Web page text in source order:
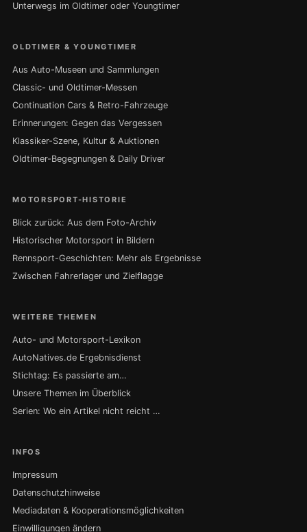
Unterwegs im Oldtimer oder Youngtimer
OLDTIMER & YOUNGTIMER
Aus Auto-Museen und Sammlungen
Classic- und Oldtimer-Messen
Continuation Cars & Retro-Fahrzeuge
Erinnerungen: Gegen das Vergessen
Klassiker-Szene, Kultur & Auktionen
Oldtimer-Begegnungen & Daily Driver
MOTORSPORT-HISTORIE
Blick zurück: Aus dem Foto-Archiv
Historischer Motorsport in Bildern
Rennsport-Geschichten: Mehr als Ergebnisse
Zwischen Fahrerlager und Zielflagge
WEITERE THEMEN
Auto- und Motorsport-Lexikon
AutoNatives.de Ergebnisdienst
Stichtag: Es passierte am…
Unsere Themen im Überblick
Serien: Wo ein Artikel nicht reicht …
INFOS
Impressum
Datenschutzhinweise
Mediadaten & Kooperationsmöglichkeiten
Einwilligungen ändern